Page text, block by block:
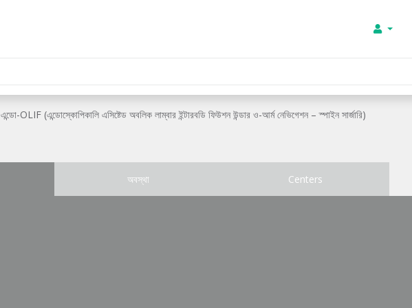
এন্ডো-OLIF (এন্ডোস্কোপিকালি এসিষ্টেড অবলিক লাম্বার ইন্টারবডি ফিউশন উন্ডার ও-আর্ম নেভিগেশন – স্পাইন সার্জারি)
অবস্থা Centers